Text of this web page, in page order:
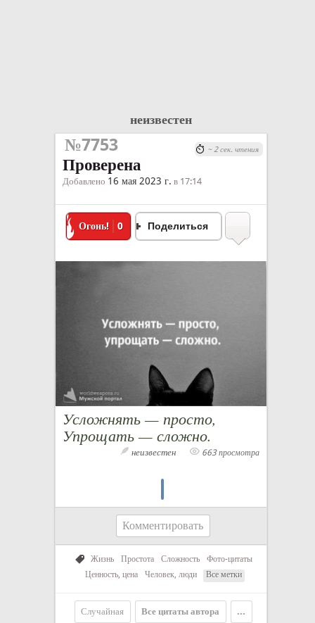
неизвестен
№7753
Проверена
Добавлено 16 мая 2023 г. в 17:14
Огонь! 0 Поделиться
Усложнять — просто,
Упрощать — сложно.
неизвестен 663 просмотра
~ 2 сек. чтения
Комментировать
Жизнь Простота Сложность
Фото-цитаты
Ценность, цена
Человек, люди Все метки
Случайная Все цитаты автора ...